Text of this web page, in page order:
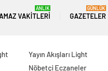
VAKITLERI
ANLIK
GAZETELER
GÜNLÜK
Yayın Akışları Light
Nöbetçi Eczaneler